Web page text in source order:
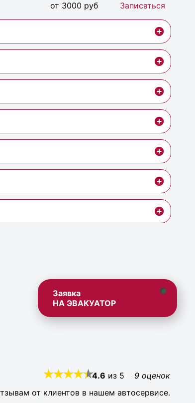
от 3000 руб Записаться
Заявка
НА ЭВАКУАТОР
4.6 из 5 9 оценок
от клиентов в нашем автосервисе.